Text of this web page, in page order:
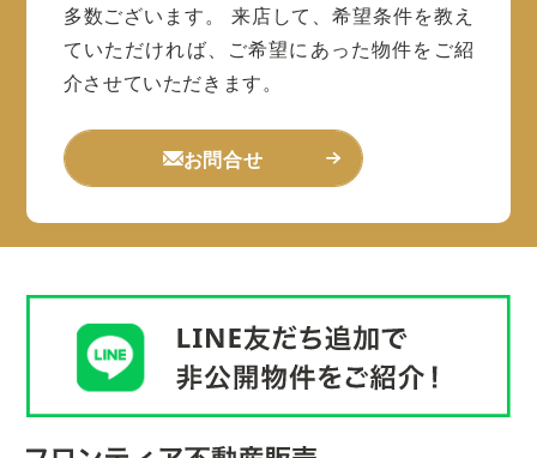
多数ございます。
来店して、希望条件を教え
ていただければ、ご希望にあった物件をご紹
介させていただきます。
お問合せ